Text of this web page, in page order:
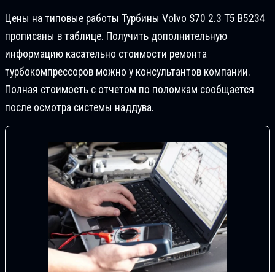
Цены на типовые работы Турбины Volvo S70 2.3 T5 B5234
прописаны в таблице. Получить дополнительную
информацию касательно стоимости ремонта
турбокомпрессоров можно у консультантов компании.
Полная стоимость с отчетом по поломкам сообщается
после осмотра системы наддува.